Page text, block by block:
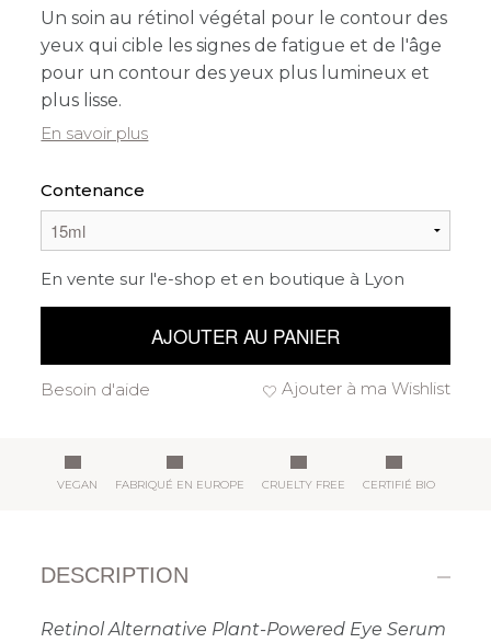
Un soin au rétinol végétal pour le contour des
yeux qui cible les signes de fatigue et de l'âge
pour un contour des yeux plus lumineux et
plus lisse.
En savoir plus
Contenance
En vente sur l'e-shop et en boutique à Lyon
AJOUTER AU PANIER
Ajouter à ma Wishlist
Besoin d'aide
VEGAN FABRIQUÉ EN EUROPE CRUELTY FREE CERTIFIÉ BIO
DESCRIPTION
Retinol Alternative Plant-Powered Eye Serum